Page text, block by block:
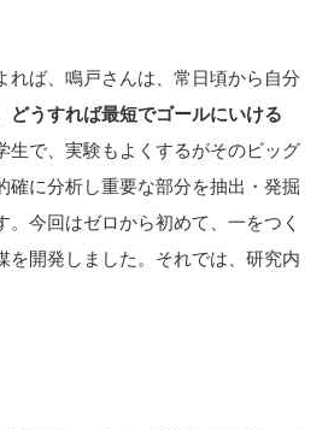
れば、鳴戸さんは、常日頃から自分
どうすれば最短でゴールにいける
生で、実験もよくするがそのビッグ
確に分析し重要な部分を抽出・発掘
。今回はゼロから初めて、一をつく
を開発しました。それでは、研究内